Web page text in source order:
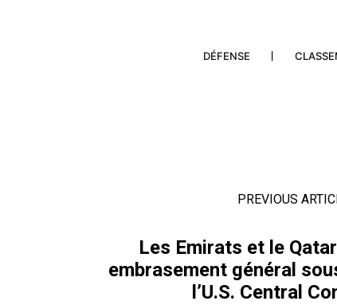
DÉFENSE
PREVIOUS
Les Emirats et le
embrasement général
l’U.S. Central